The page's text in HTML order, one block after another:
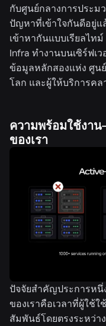
กับศูนย์กลางการประม
ปัญหาที่เข้าใจกันดีอยู่แ
เข้าหากันแบบเรียลไท
Infra ทำงานบนเซิร์ฟเ
ข้อมูลหลักสองแห่ง ศูน
โลก และผู้ให้บริการค
ความพร้อมใช้งา
ของเรา
ปัจจัยสำคัญประการหนึ่
ของเราคือเวลาที่ผู้ใช้ใ
สัมพันธ์โดยตรงระหว่า